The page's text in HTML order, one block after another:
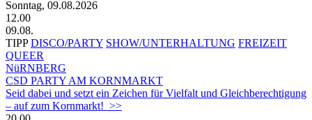
Sonntag, 09.08.2026
12.00
09.08.
TIPP DISCO/PARTY SHOW/UNTERHALTUNG FREIZEIT
QUEER
NüRNBERG
CSD PARTY AM KORNMARKT
Seid dabei und setzt ein Zeichen für Vielfalt und Gleichberechtigung
– auf zum Kornmarkt! >>